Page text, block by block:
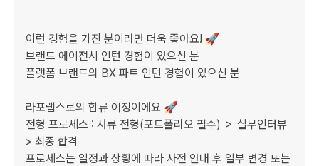
이런 경험을 가진 분이라면 더욱 좋아요! 🚀
브랜드 에이전시 인턴 경험이 있으신 분
플랫폼 브랜드의 BX 파트 인턴 경험이 있으신 분
라포랩스로의 합류 여정이에요 🚀
전형 프로세스 : 서류 전형(포트폴리오 필수) ＞ 실무인터뷰
> 최종 합격
프로세스는 일정과 상황에 따라 사전 안내 후 일부 변경 또는